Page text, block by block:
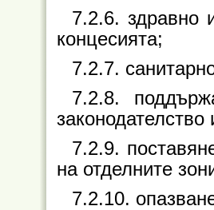
7.2.6. здравно
концесията;
7.2.7.
7.2.8.
7.2.9.
на отделните
7.2.10.